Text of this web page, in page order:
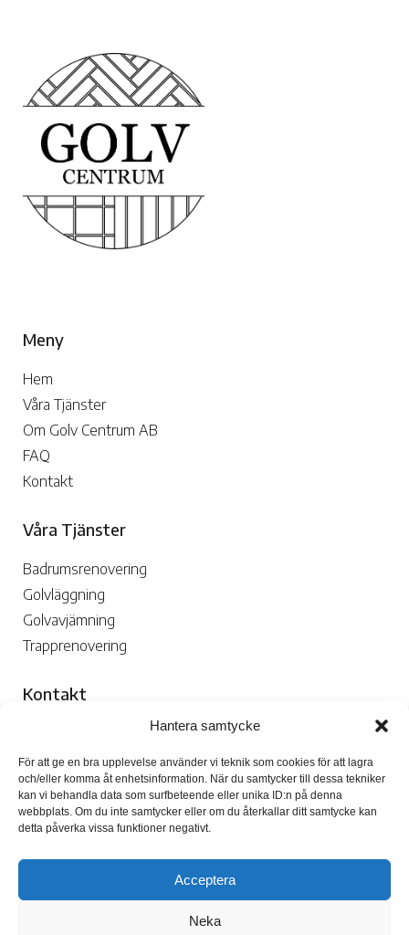
Hantera samtycke
För att ge en bra upplevelse använder vi teknik som cookies för att lagra
och/eller komma åt enhetsinformation. När du samtycker till dessa tekniker
kan vi behandla data som surfbeteende eller unika ID:n på denna
webbplats. Om du inte samtycker eller om du återkallar ditt samtycke kan
detta påverka vissa funktioner negativt.
Acceptera
Neka
Meny
Hem
Våra Tjänster
Om Golv Centrum AB
FAQ
Kontakt
Våra Tjänster
Badrumsrenovering
Golvläggning
Golvavjämning
Trapprenovering
Kontakt
 070-109 29 02